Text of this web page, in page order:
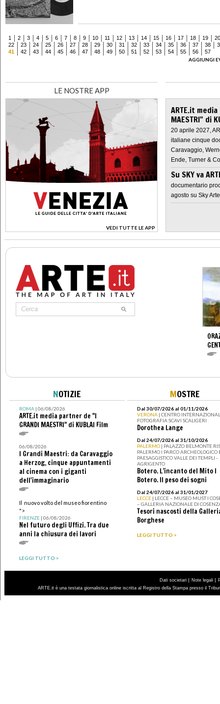
1 2 3 4 5 6 7 8 9 10 11 12 13 14 15 16 17 18 19
20
22
23 24 25 26 27 28 29 30 31 32 33 34 35 36 37 38
41
42 43 44 45 46 47 48 49 50 51 52 53 54 55 56
57
AGGIUNGI
LE NOSTRE APP
VEDI TUTTE LE APP
>
ARTE.it
MAESTRI" di
20 aprile 2027,
italiane cinque
Caravaggio,
Ende, Turner &
Su SKY va
documentario
agosto su Sky Arte
NOTIZIE
ROMA| 06/08/2026
ARTE.it media partner de "I
GRANDI MAESTRI" di KUBLAI Film
06/08/2026
I Grandi Maestri: da Caravaggio
a Herzog, cinque appuntamenti
al cinema con i giganti
dell'immaginario
Il nuovo volto del museo fiorentino
">
FIRENZE| 06/08/2026
Nel futuro degli Uffizi. Tra due
anni la chiusura dei lavori
LEGGI TUTTO >
MOSTRE
Dal 30/07/2026 al 01/11/2026
VERONA | CENTRO
FOTOGRAFIA SCAVI SCALIGERI
Dorothea Lange
Dal 24/07/2026 al 31/10/2026
PALERMO | PALAZZO BELMONTE
PALERMO I PARCO ARCHEOLOGICO
PAESAGGISTICO VALLE DEI TEMPLI -
AGRIGENTO
Botero. L’incanto del Mito I
Botero. Il peso dei sogni
Dal 24/07/2026 al 31/01/2027
LECCE | LECCE – MUSEO MUST I
– GALLERIA NAZIONALE DI
Tesori nascosti della
Borghese
LEGGI TUTTO >
Dati societari | Note legali |
ARTE.it è una testata giornalistica online iscritta al Registro della Stampa presso il